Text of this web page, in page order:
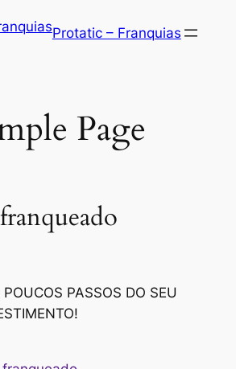
Protatic – Franquias
Page
PASSOS DO SEU